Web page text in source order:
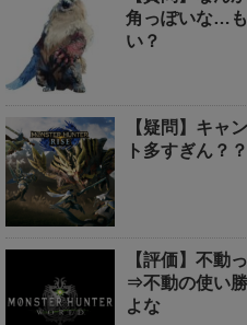
角っぽいな…
い？
【疑問】キャ
ト多すぎん？？
【評価】不動
⇒不動の使い
よな